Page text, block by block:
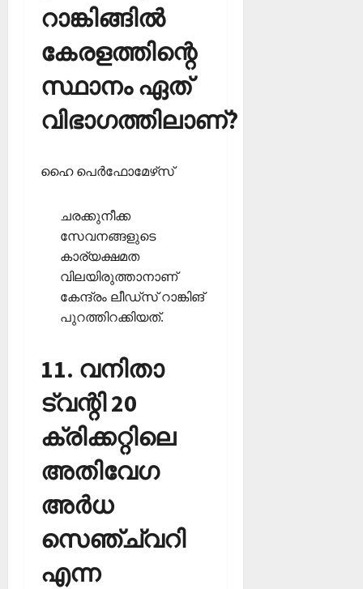
റാങ്കിങ്ങില്‍
കേരളത്തിന്റെ
സ്ഥാനം ഏത്
വിഭാഗത്തിലാണ്?
ഹൈ പെര്‍ഫോമേഴ്‌സ്
ചരക്കുനീക്ക
സേവനങ്ങളുടെ
കാര്യക്ഷമത
വിലയിരുത്താനാണ്
കേന്ദ്രം ലീഡ്‌സ് റാങ്കിങ്
പുറത്തിറക്കിയത്.
11. വനിതാ
ട്വന്റി 20
ക്രിക്കറ്റിലെ
അതിവേഗ
അര്‍ധ
സെഞ്ച്വറി
എന്ന